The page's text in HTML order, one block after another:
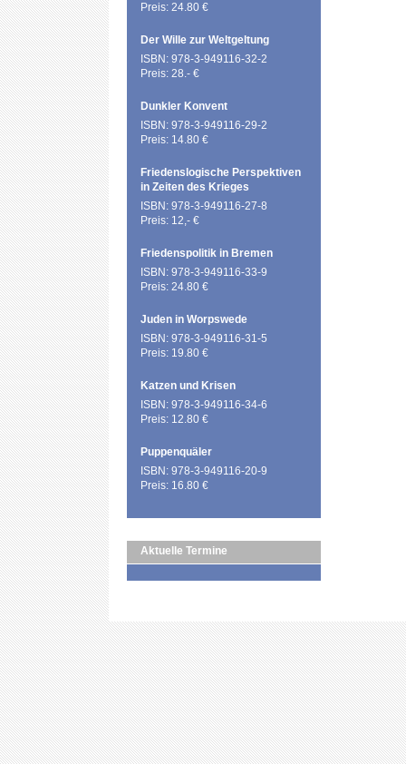
Preis: 24.80 €
Der Wille zur Weltgeltung
ISBN: 978-3-949116-32-2
Preis: 28.- €
Dunkler Konvent
ISBN: 978-3-949116-29-2
Preis: 14.80 €
Friedenslogische Perspektiven
in Zeiten des Krieges
ISBN: 978-3-949116-27-8
Preis: 12,- €
Friedenspolitik in Bremen
ISBN: 978-3-949116-33-9
Preis: 24.80 €
Juden in Worpswede
ISBN: 978-3-949116-31-5
Preis: 19.80 €
Katzen und Krisen
ISBN: 978-3-949116-34-6
Preis: 12.80 €
Puppenquäler
ISBN: 978-3-949116-20-9
Preis: 16.80 €
Aktuelle Termine